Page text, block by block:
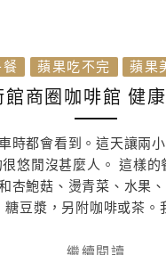
餐 蘋果吃不完 蘋果
商圈咖啡館 健
時都會看到。這天讓兩
悠閒沒甚麼人。 這樣
杏鮑菇、燙青菜、水果
糖豆漿，另附咖啡或茶。